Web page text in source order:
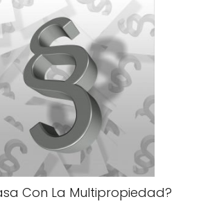
Con La Multipropiedad?